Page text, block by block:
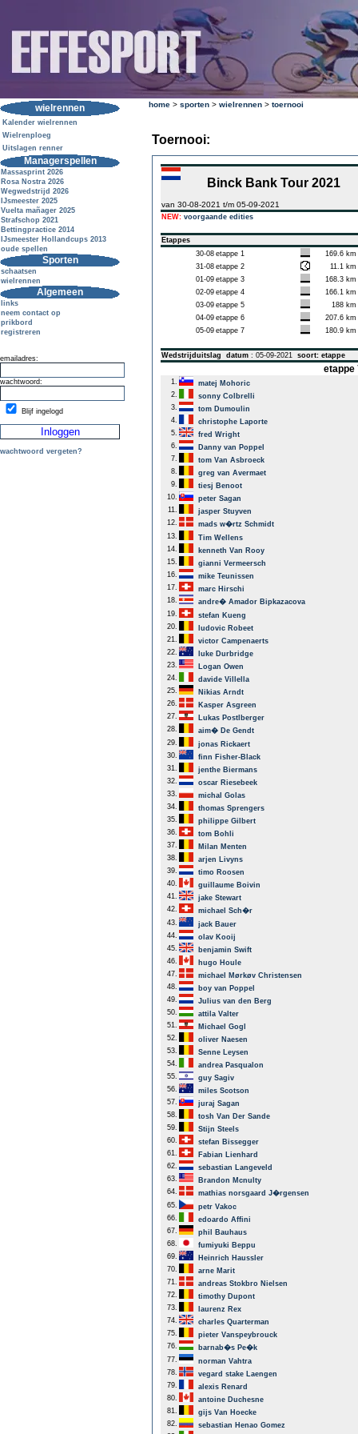
wielrennen
Kalender wielrennen
Wielrenploeg
Uitslagen renner
Managerspellen
Massasprint 2026
Rosa Nostra 2026
Wegwedstrijd 2026
IJsmeester 2025
Vuelta mañager 2025
Strafschop 2021
Bettingpractice 2014
IJsmeester Hollandcups 2013
oude spellen
Sporten
schaatsen
wielrennen
Algemeen
links
neem contact op
prikbord
registreren
emailadres:
wachtwoord:
Blijf ingelogd
wachtwoord vergeten?
home > sporten > wielrennen > toernooi
Toernooi:
Binck Bank Tour 2021
van 30-08-2021 t/m 05-09-2021
NEW: voorgaande edities
Etappes
30-08 etappe 1
169.6 km
31-08 etappe 2
11.1 km
01-09 etappe 3
168.3 km
02-09 etappe 4
166.1 km
03-09 etappe 5
188 km
04-09 etappe 6
207.6 km
05-09 etappe 7 180.9 km
Wedstrijduitslag datum : 05-09-2021 soort: etappe
etappe
1.
matej Mohoric
2.
sonny Colbrelli
3.
tom Dumoulin
4.
christophe Laporte
5.
fred Wright
6.
Danny van Poppel
7.
tom Van Asbroeck
8.
greg van Avermaet
9.
tiesj Benoot
10.
peter Sagan
11.
jasper Stuyven
12.
mads w�rtz Schmidt
13.
Tim Wellens
14.
kenneth Van Rooy
15.
gianni Vermeersch
16.
mike Teunissen
17.
marc Hirschi
18.
andre� Amador Bipkazacova
19.
stefan Kueng
20.
ludovic Robeet
21.
victor Campenaerts
22.
luke Durbridge
23.
Logan Owen
24.
davide Villella
25.
Nikias Arndt
26.
Kasper Asgreen
27.
Lukas Postlberger
28.
aim� De Gendt
29.
jonas Rickaert
30.
finn Fisher-Black
31.
jenthe Biermans
32.
oscar Riesebeek
33.
michal Golas
34.
thomas Sprengers
35.
philippe Gilbert
36.
tom Bohli
37.
Milan Menten
38.
arjen Livyns
39.
timo Roosen
40.
guillaume Boivin
41.
jake Stewart
42.
michael Sch�r
43.
jack Bauer
44.
olav Kooij
45.
benjamin Swift
46.
hugo Houle
47.
michael Mørkøv Christensen
48.
boy van Poppel
49.
Julius van den Berg
50.
attila Valter
51.
Michael Gogl
52.
oliver Naesen
53.
Senne Leysen
54.
andrea Pasqualon
55.
guy Sagiv
56.
miles Scotson
57.
juraj Sagan
58.
tosh Van Der Sande
59.
Stijn Steels
60.
stefan Bissegger
61.
Fabian Lienhard
62.
sebastian Langeveld
63.
Brandon Mcnulty
64.
mathias norsgaard J�rgensen
65.
petr Vakoc
66.
edoardo Affini
67.
phil Bauhaus
68.
fumiyuki Beppu
69.
Heinrich Haussler
70.
arne Marit
71.
andreas Stokbro Nielsen
72.
timothy Dupont
73.
laurenz Rex
74.
charles Quarterman
75.
pieter Vanspeybrouck
76.
barnab�s Pe�k
77.
norman Vahtra
78.
vegard stake Laengen
79.
alexis Renard
80.
antoine Duchesne
81.
gijs Van Hoecke
82.
sebastian Henao Gomez